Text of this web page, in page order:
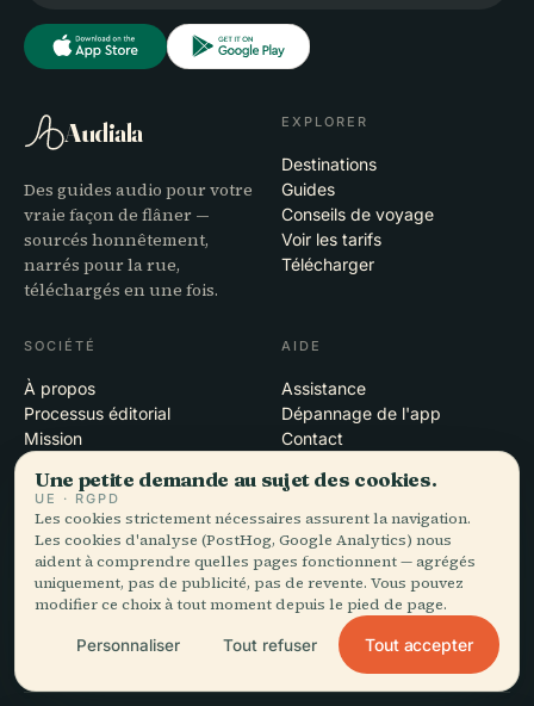
Audiala
Des guides audio pour votre
vraie façon de flâner —
sourcés honnêtement,
narrés pour la rue,
téléchargés en une fois.
EXPLORER
Destinations
Guides
Conseils de voyage
Voir les tarifs
Télécharger
SOCIÉTÉ
À propos
Processus éditorial
Mission
AIDE
Assistance
Dépannage de l'app
Contact
MENTIONS LÉGALES
Confidentialité
Conditions
Paramètres des cookies
Supprimer le compte
Une petite demande au sujet des cookies.
UE · RGPD
Les cookies strictement nécessaires assurent la navigation.
Les cookies d'analyse (PostHog, Google Analytics) nous
aident à comprendre quelles pages fonctionnent — agrégés
uniquement, pas de publicité, pas de revente. Vous pouvez
modifier ce choix à tout moment depuis le pied de page.
Personnaliser Tout refuser Tout accepter